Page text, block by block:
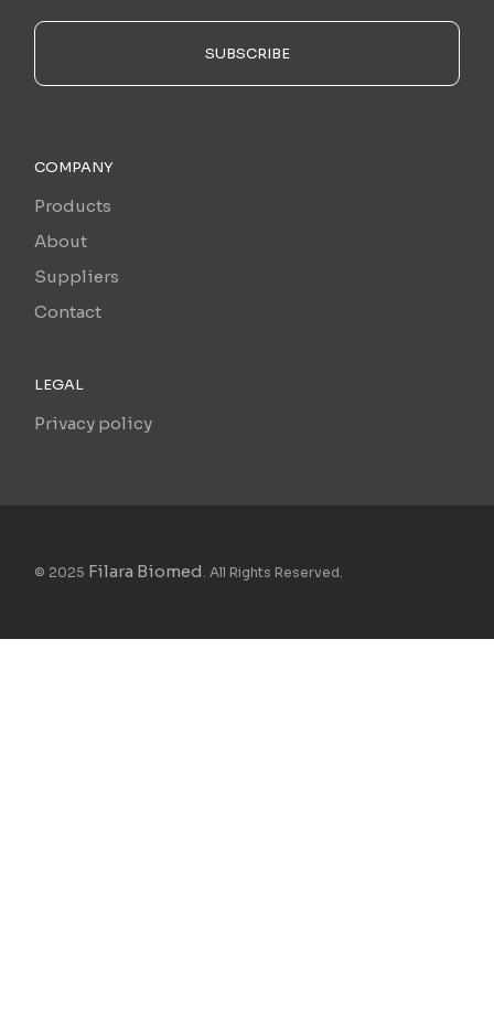
SUBSCRIBE
COMPANY
Products
About
Suppliers
Contact
LEGAL
Privacy policy
© 2025 Filara Biomed . All Rights Reserved.